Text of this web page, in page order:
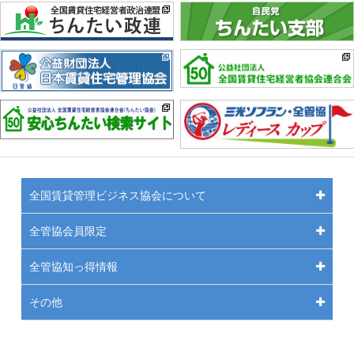
全国賃貸管理ビジネス協会について
全管協会員限定
全管協知っ得情報
その他